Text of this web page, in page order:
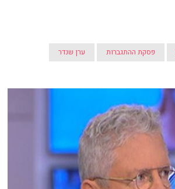
פסקת ההתגברות ערן שנדר